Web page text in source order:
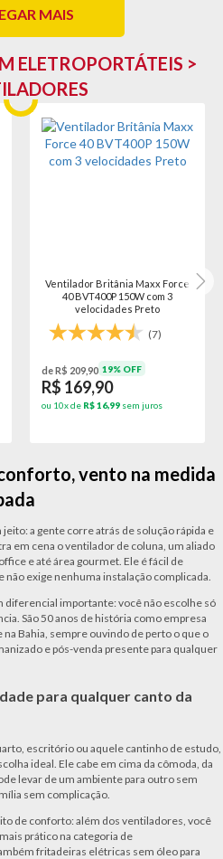
MAIS
ELETROPORTÁTEIS >
Ventilador Britânia Maxx Force
40 BVT400P 150W com 3
velocidades Preto
(7)
de R$ 209,90 19% OFF
R$ 169,90
ou 10x de R$ 16,99 sem juros
vento na medida
a gente corre atrás de solução rápida e
em cena o ventilador de coluna, um aliado
e até área gourmet. Ele é fácil de
exige nenhuma instalação complicada.
diferencial importante: você não escolhe só
São 50 anos de história como empresa
Bahia, sempre ouvindo de perto o que o
e pós-venda presente para qualquer
para qualquer canto da
escritório ou aquele cantinho de estudo,
ideal. Ele cabe em cima da cômoda, da
levar de um ambiente para outro sem
sem complicação.
de conforto: além dos ventiladores, você
prático na categoria de
fritadeiras elétricas sem óleo para